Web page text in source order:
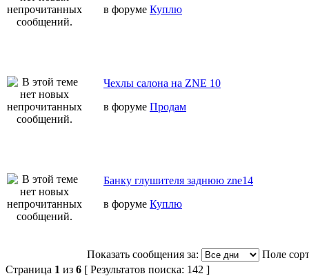
в форуме Куплю
Чехлы салона на ZNE 10
в форуме Продам
Банку глушителя заднюю zne14
в форуме Куплю
Показать сообщения за:
Поле
Страница 1 из 6 [ Результатов поиска: 142 ]